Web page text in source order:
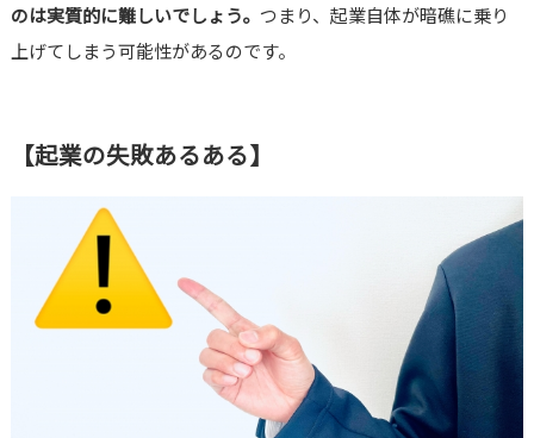
のは実質的に難しいでしょう。 つまり、起業自体が暗礁に乗り
上げてしまう可能性があるのです。
【起業の失敗あるある】